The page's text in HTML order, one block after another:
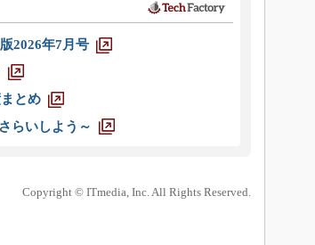
2026年7月号
とめ
らいしよう～
Copyright © ITmedia, Inc. All Rights Reserved.